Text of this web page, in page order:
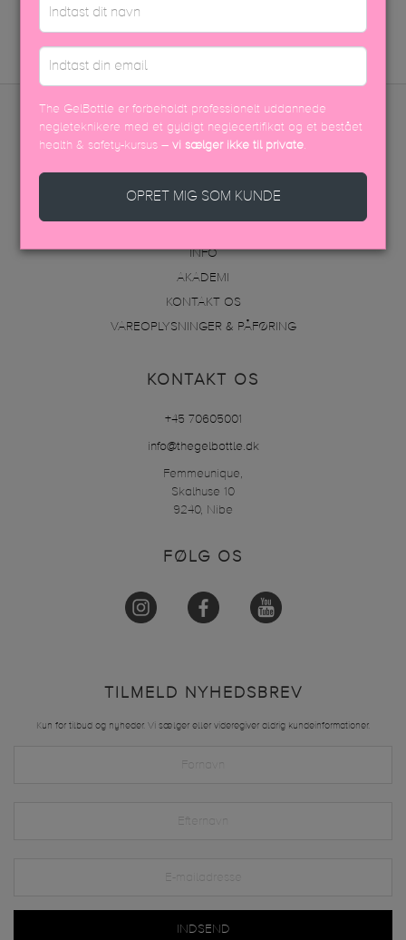
MENU
DISTRIBUTØRER
INFO
AKADEMI
KONTAKT OS
VAREOPLYSNINGER & PÅFØRING
KONTAKT OS
+45 70605001
info@thegelbottle.dk
Femmeunique,
Skalhuse 10
9240, Nibe
FØLG OS
TILMELD NYHEDSBREV
Kun for tilbud og nyheder. Vi sælger eller videregiver aldrig kundeinformationer.
INDSEND
The GelBottle er forbeholdt professionelt uddannede
negleteknikere med et gyldigt neglecertifikat og et bestået
health & safety-kursus –vi sælger ikke til private.
OPRET MIG SOM KUNDE